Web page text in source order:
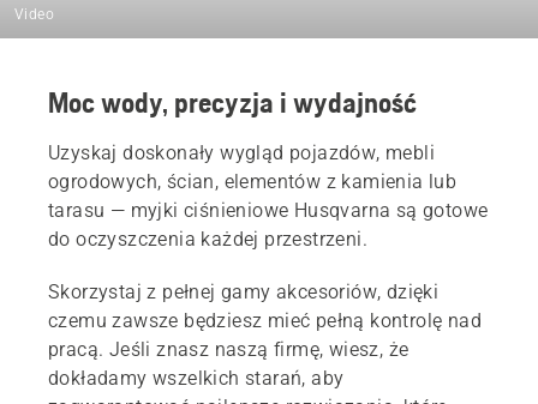
Video
Moc wody, precyzja i wydajność
Uzyskaj doskonały wygląd pojazdów, mebli
ogrodowych, ścian, elementów z kamienia lub
tarasu — myjki ciśnieniowe Husqvarna są gotowe
do oczyszczenia każdej przestrzeni.
Skorzystaj z pełnej gamy akcesoriów, dzięki
czemu zawsze będziesz mieć pełną kontrolę nad
pracą. Jeśli znasz naszą firmę, wiesz, że
dokładamy wszelkich starań, aby